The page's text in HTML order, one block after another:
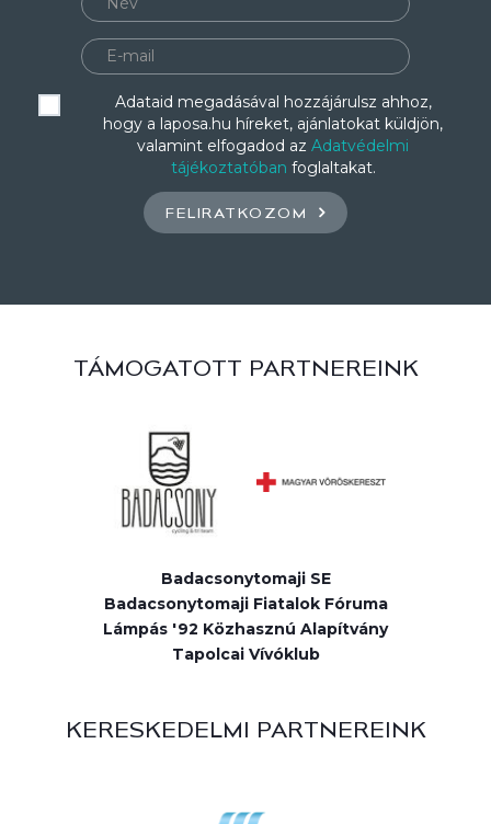
Adataid megadásával hozzájárulsz ahhoz,
hogy a laposa.hu híreket, ajánlatokat küldjön,
valamint elfogadod az Adatvédelmi
tájékoztatóban foglaltakat.
FELIRATKOZOM
TÁMOGATOTT PARTNEREINK
Badacsonytomaji SE
Badacsonytomaji Fiatalok Fóruma
Lámpás '92 Közhasznú Alapítvány
Tapolcai Vívóklub
KERESKEDELMI PARTNEREINK